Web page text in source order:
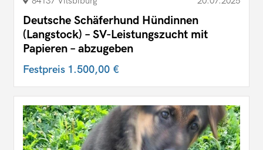
Deutsche Schäferhund Hündinnen
(Langstock) – SV-Leistungszucht mit
Papieren – abzugeben
Festpreis 1.500,00 €